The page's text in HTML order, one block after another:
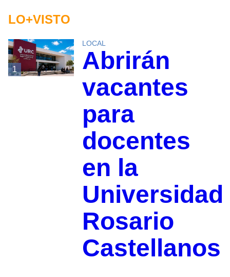
LO+VISTO
1
LOCAL
Abrirán
vacantes
para
docentes
en la
Universidad
Rosario
Castellanos